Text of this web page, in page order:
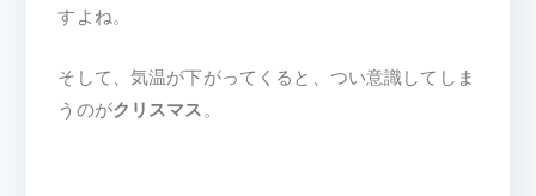
すよね。
そして、気温が下がってくると、つい意識してしま
うのがクリスマス。